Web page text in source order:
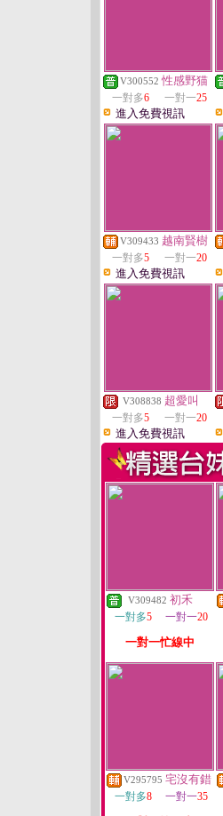
V300552 性感野猫
一對多6 一對一25
進入免費視訊
V309433 越南賢樹
一對多5 一對一20
進入免費視訊
V308838 超愛叫
一對多5 一對一20
進入免費視訊
V309482 初禾
一對多5 一對一20
一對一忙線中
V295795 宅沒有錯
一對多8 一對一35